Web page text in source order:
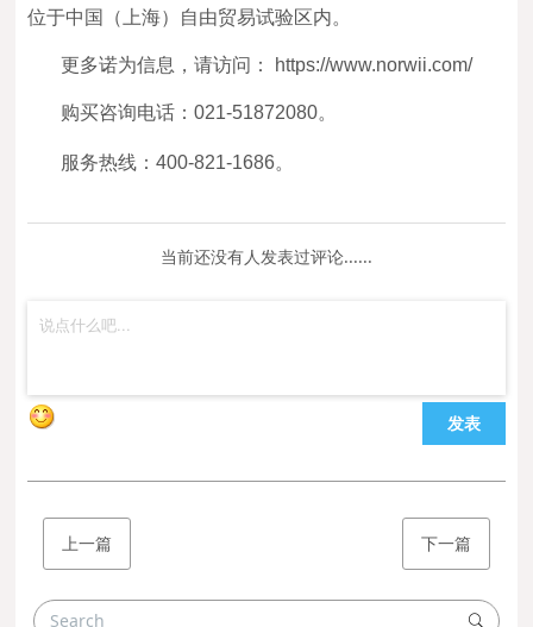
位于中国（上海）自由贸易试验区内。
更多诺为信息，请访问： https://www.norwii.com/
购买咨询电话：021-51872080。
服务热线：400-821-1686。
当前还没有人发表过评论......
发表
上一篇 下一篇